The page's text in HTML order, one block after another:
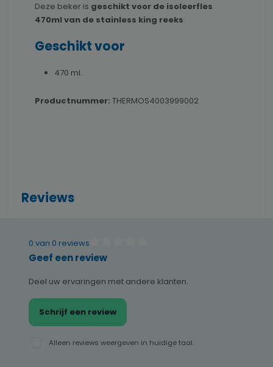
Deze beker is geschikt voor de isoleerfles
470ml van de stainless king reeks.
Geschikt voor
470 ml.
Productnummer: THERMOS4003999002
Reviews
0 van 0 reviews
Gemiddelde waardering van 0 van 5 sterren
Geef een review
Deel uw ervaringen met andere klanten.
Schrijf een review
Alleen reviews weergeven in huidige taal.